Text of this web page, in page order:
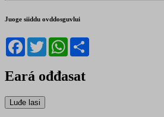
Juoge siiddu ovddosguvlui
Facebook
TwitterWhatsApp
Eará ođđasat